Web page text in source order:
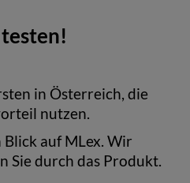
in Österreich, die
nutzen.
auf MLex. Wir
Sie durch das Produkt.